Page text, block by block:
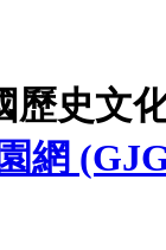
歷史文
網